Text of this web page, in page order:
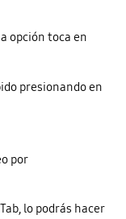
opción toca en
presionando en
por
lo podrás hacer